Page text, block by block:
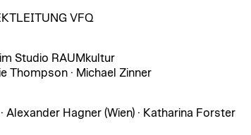
VFQ
Studio RAUMkultur
Thompson · Michael Zinner
Alexander Hagner (Wien) · Katharina Forster